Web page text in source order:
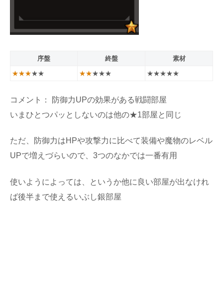
序盤 終盤
素材
★★★★★ ★★★★★ ★★★★★
コメント： 防御力UPの効果がある戦闘部屋
いまひとつパッとしないのは他の★1部屋と同じ
ただ、防御力はHPや攻撃力に比べて装備や魔物のレベル
UPで増えづらいので、3つのなかでは一番有用
使いようによっては、というか他に良い部屋が出なけれ
ば後半まで使えるいぶし銀部屋